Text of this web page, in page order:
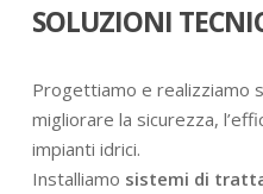
SOLUZIONI
Progettiamo e realizziamo
migliorare la sicurezza,
impianti idrici.
Installiamo sistemi di